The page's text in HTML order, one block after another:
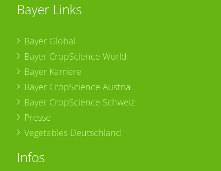
Bayer Links
Bayer Global
Bayer CropScience World
Bayer Karriere
Bayer CropScience Austria
Bayer CropScience Schweiz
Presse
Vegetables Deutschland
Infos